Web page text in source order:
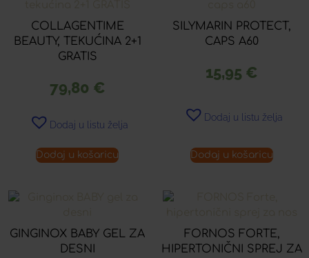
COLLAGENTIME
BEAUTY, TEKUĆINA 2+1
GRATIS
79,80 €
Dodaj u listu želja
Dodaj u košaricu
SILYMARIN PROTECT,
CAPS A60
15,95 €
Dodaj u listu želja
Dodaj u košaricu
GINGINOX BABY GEL ZA
DESNI
FORNOS FORTE,
HIPERTONIČNI SPREJ ZA